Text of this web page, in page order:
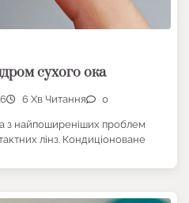
сухого ока
6 Хв Читання 0
з найпоширеніших проблем
лінз. Кондиціоноване